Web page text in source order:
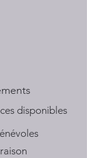
disponibles